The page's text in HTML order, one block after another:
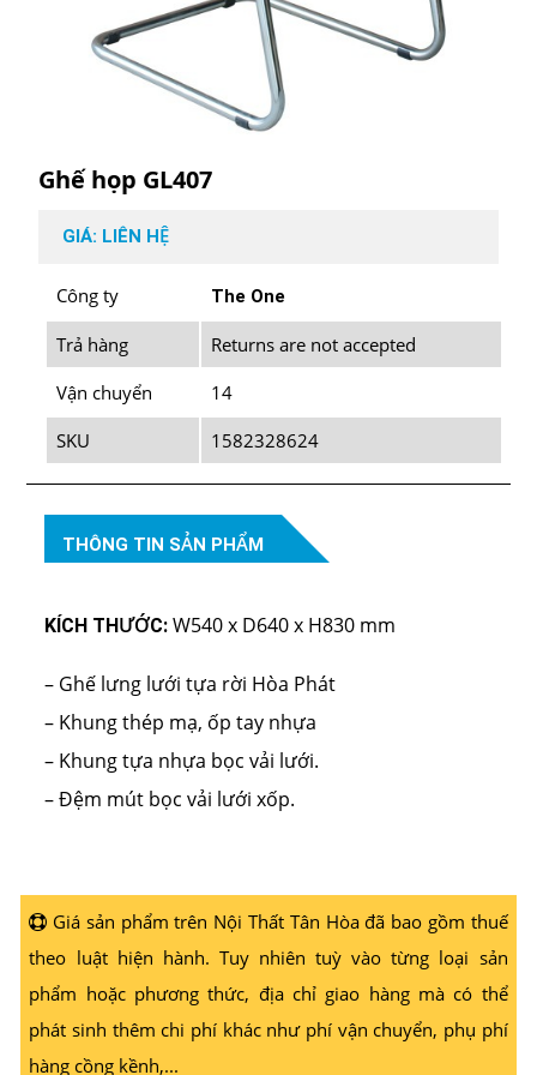
Ghế họp GL407
GIÁ: LIÊN HỆ
Công ty The One
Trả hàng
Returns are not accepted
Vận chuyển
14
SKU
1582328624
THÔNG TIN SẢN PHẨM
KÍCH THƯỚC: W540 x D640 x H830 mm
– Ghế lưng lưới tựa rời Hòa Phát
– Khung thép mạ, ốp tay nhựa
– Khung tựa nhựa bọc vải lưới.
– Đệm mút bọc vải lưới xốp.
Giá sản phẩm trên Nội Thất Tân Hòa đã bao gồm thuế
theo luật hiện hành. Tuy nhiên tuỳ vào từng loại sản
phẩm hoặc phương thức, địa chỉ giao hàng mà có thể
phát sinh thêm chi phí khác như phí vận chuyển, phụ phí
hàng cồng kềnh,...